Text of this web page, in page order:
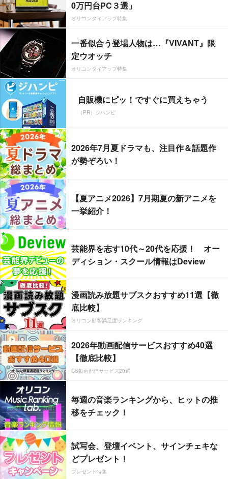
0万円台PC３選」
オリコンタイアップ特集
一番似合う登場人物は…『VIVANT』限
定ウオッチ
オリコンタイアップ特集
自販機にピッ！ですぐに買えちゃう
（PR）ジハンピ
2026年7月夏ドラマも、注目作＆話題作
が勢ぞろい！
【夏アニメ2026】7月期夏の新アニメを
一挙紹介！
芸能界を志す10代～20代を応援！ オー
ディション・スクール情報はDeview
漫画読み放題サブスクおすすめ11選【徹
底比較】
オリコン顧客満足度ランキング
2026年動画配信サービスおすすめ40選
【徹底比較】
CS動画配信サービス20選
毎週の音楽ランキングから、ヒットの推
移をチェック！
試写会、登壇イベント、サインチェキな
どプレゼント！
プレゼント特集